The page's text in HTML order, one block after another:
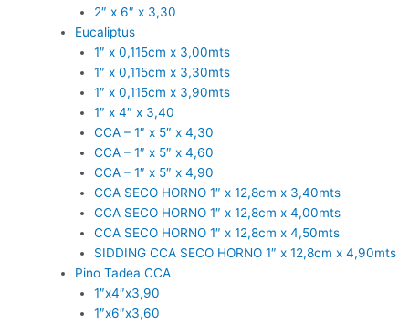
2″ x 6″ x 3,30
Eucaliptus
1″ x 0,115cm x 3,00mts
1″ x 0,115cm x 3,30mts
1″ x 0,115cm x 3,90mts
1″ x 4″ x 3,40
CCA – 1″ x 5″ x 4,30
CCA – 1″ x 5″ x 4,60
CCA – 1″ x 5″ x 4,90
CCA SECO HORNO 1″ x 12,8cm x 3,40mts
CCA SECO HORNO 1″ x 12,8cm x 4,00mts
CCA SECO HORNO 1″ x 12,8cm x 4,50mts
SIDDING CCA SECO HORNO 1″ x 12,8cm x 4,90mts
Pino Tadea CCA
1″x4″x3,90
1″x6″x3,60